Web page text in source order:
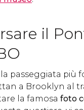
il
passeggiata più
a Brooklyn al
la famosa foto